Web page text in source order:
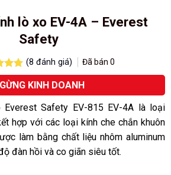
lò xo EV-4A – Everest
Safety
5
(8 đánh giá) Đã bán 0
KINH DOANH
Safety EV-815 EV-4A là loại
hợp với các loại kính che chắn khuôn
làm bằng chất liệu nhôm aluminum
đàn hồi và co giãn siêu tốt.